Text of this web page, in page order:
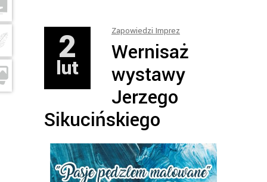
2
lut
Zapowiedzi Imprez
Wernisaż
wystawy
Jerzego
Sikucińskiego